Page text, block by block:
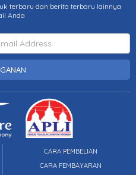
terbaru dan berita terbaru lainnya
Anda
CARA PEMBELIAN
CARA PEMBAYARAN